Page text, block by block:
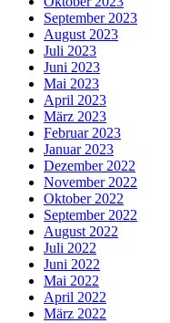
September 2023
August 2023
Juli 2023
Juni 2023
Mai 2023
April 2023
März 2023
Februar 2023
Januar 2023
Dezember 2022
November 2022
Oktober 2022
September 2022
August 2022
Juli 2022
Juni 2022
Mai 2022
April 2022
März 2022